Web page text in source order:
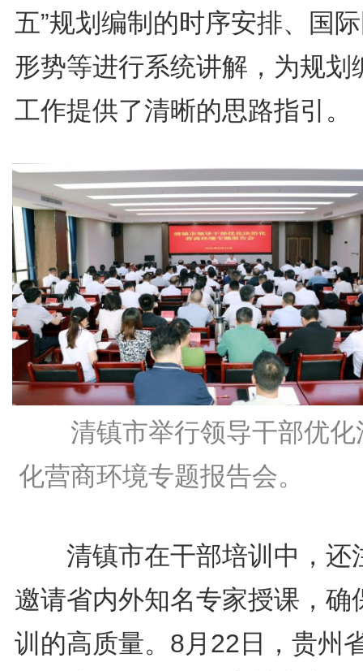
五”规划编制的时序安排、国
形势等进行系统讲解，为规划
工作提供了清晰的思路指引。
清镇市举行领导干部优化
化营商环境专题报告会。
清镇市在干部培训中，还
邀请省内外知名专家授课，确
训的高质量。8月22日，贵州